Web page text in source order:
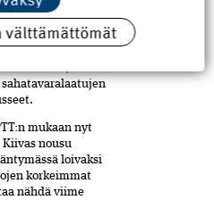
muistuttaa,
hinnasta, koska
mukaan nyt
nousu
loivaksi
korkeimmat
nähdä viime
välttämättömät